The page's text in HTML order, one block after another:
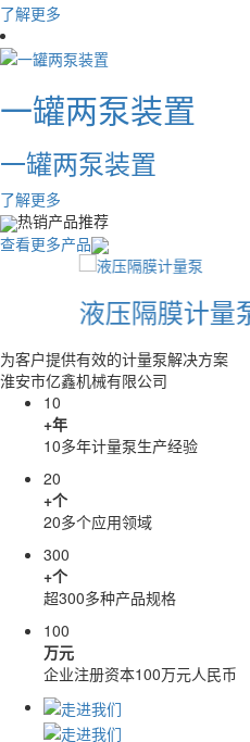
了解更多
一罐两泵装置
一罐两泵装置
了解更多
热销产品推荐
查看更多产品
液压隔膜计量泵
为客户提供有效的计量泵解决方案
淮安市亿鑫机械有限公司
10
+年
10多年计量泵生产经验
20
+个
20多个应用领域
300
+个
超300多种产品规格
100
万元
企业注册资本100万元人民币